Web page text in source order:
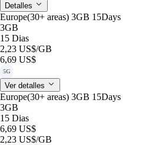
Detalles
Europe(30+ areas) 3GB 15Days
3GB
15 Dias
2,23 US$/GB
6,69 US$
5G
Ver detalles
Europe(30+ areas) 3GB 15Days
3GB
15 Dias
6,69 US$
2,23 US$/GB